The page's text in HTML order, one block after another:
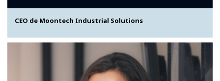
CEO de Moontech Industrial Solutions